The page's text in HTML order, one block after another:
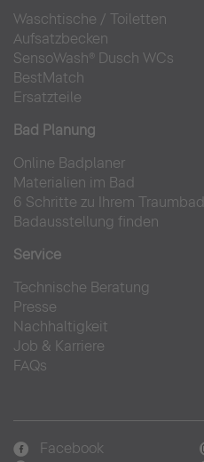
Waschtische / Toiletten
Aufsatzbecken
SensoWash® Dusch WCs
BestMatch
Ersatzteile
Bad Planung
Online Badplaner
Materialien im Bad
6 Schritte zu Ihrem Traumbad
Badausstellung finden
Service
Technische Beratung
Presse
Nachhaltigkeit
Job & Karriere
FAQs
Facebook